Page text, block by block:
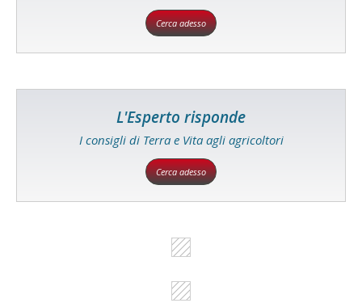
Cerca adesso
L'Esperto risponde
I consigli di Terra e Vita agli agricoltori
Cerca adesso